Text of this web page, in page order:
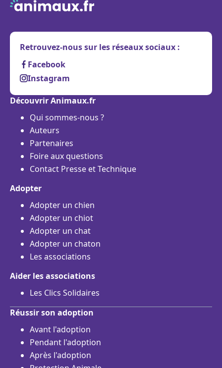
Retrouvez-nous sur les réseaux sociaux :
Facebook
Instagram
Découvrir Animaux.fr
Qui sommes-nous ?
Auteurs
Partenaires
Foire aux questions
Contact Presse et Technique
Adopter
Adopter un chien
Adopter un chiot
Adopter un chat
Adopter un chaton
Les associations
Aider les associations
Les Clics Solidaires
Réussir son adoption
Avant l'adoption
Pendant l'adoption
Après l'adoption